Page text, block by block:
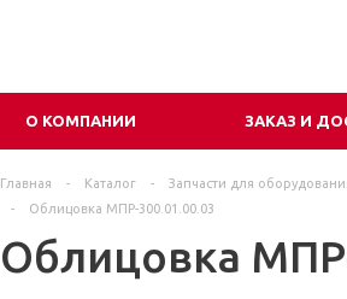
О КОМПАНИИ ЗАКАЗ И
Главная - Каталог - Запчасти для
-
Облицовка МПР-300.01.00.03
Облицовка